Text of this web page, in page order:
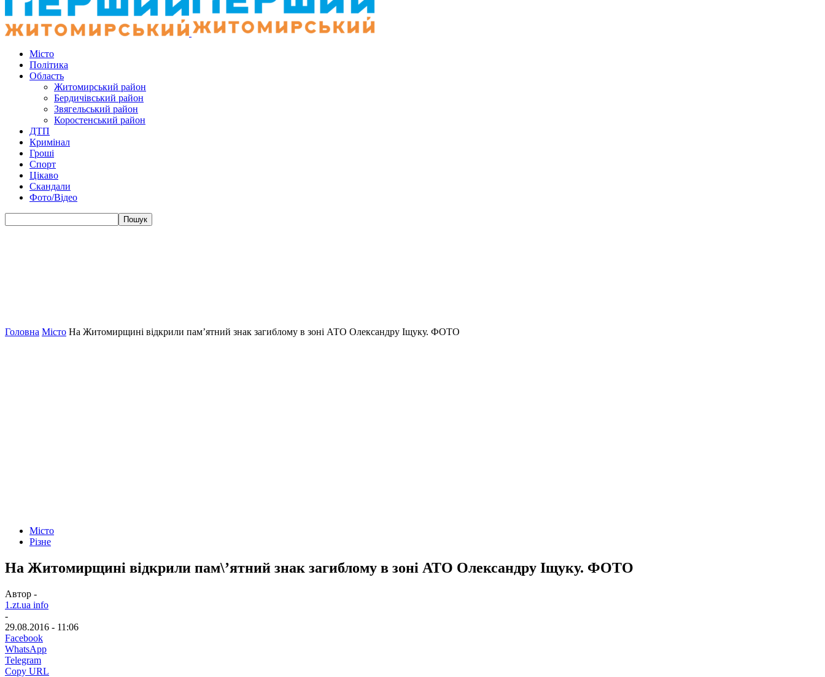
Місто
Політика
Область
Житомирський район
Бердичівський район
Звягельський район
Коростенський район
ДТП
Кримінал
Гроші
Спорт
Цікаво
Скандали
Фото/Відео
Головна Місто На Житомирщині відкрили пам’ятний знак загиблому в зоні АТО Олександру Іщуку. ФОТО
Місто
Різне
На Житомирщині відкрили пам\’ятний знак загиблому в зоні АТО Олександру Іщуку. ФОТО
Автор -
1.zt.ua info
-
29.08.2016 - 11:06
Facebook
WhatsApp
Telegram
Copy URL